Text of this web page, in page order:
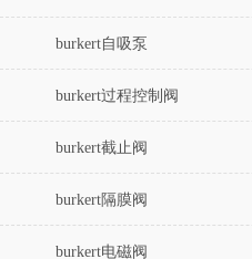
burkert自吸泵
burkert过程控制阀
burkert截止阀
burkert隔膜阀
burkert电磁阀